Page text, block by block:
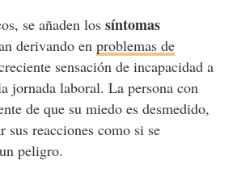
se añaden los síntomas
derivando en problemas de
sensación de incapacidad a
jornada laboral. La persona con
de que su miedo es desmedido,
sus reacciones como si se
peligro.